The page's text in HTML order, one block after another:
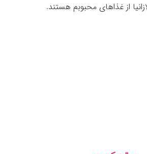
از غذاهای محبوبم هستند.